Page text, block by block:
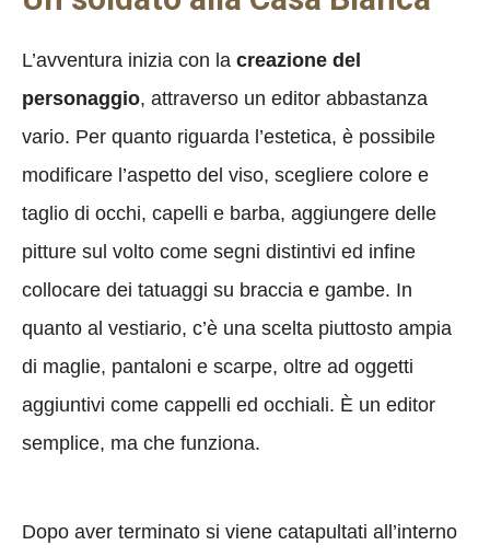
L’avventura inizia con la creazione del
personaggio, attraverso un editor abbastanza
vario. Per quanto riguarda l’estetica, è possibile
modificare l’aspetto del viso, scegliere colore e
taglio di occhi, capelli e barba, aggiungere delle
pitture sul volto come segni distintivi ed infine
collocare dei tatuaggi su braccia e gambe. In
quanto al vestiario, c’è una scelta piuttosto ampia
di maglie, pantaloni e scarpe, oltre ad oggetti
aggiuntivi come cappelli ed occhiali. È un editor
semplice, ma che funziona.
Dopo aver terminato si viene catapultati all’interno